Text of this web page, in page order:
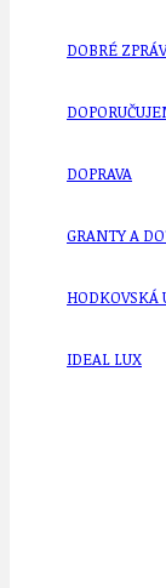
DOBRÉ
DOPRAVA
GRANTY A
HODKOVSKÁ
IDEAL LUX